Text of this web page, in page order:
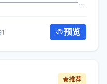
...
预览
推荐